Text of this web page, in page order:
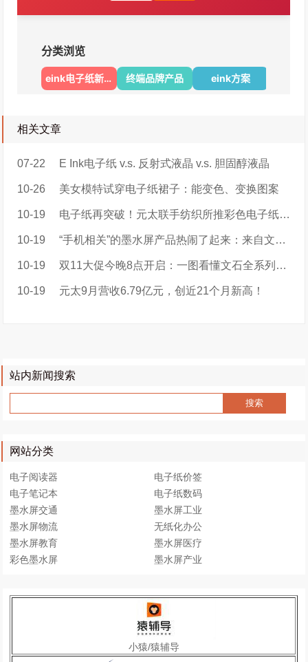
I
O
都
发
力
些
产
品
与
网
哪
里
？
都
有
什
点
？
如
何
相关文章
07-22 E Ink电子纸 v.s. 反射式液晶 v.s. 胆固醇液晶
10-26 美女模特试穿电子纸裙子：能变色、变换图案
10-19 电子纸再突破！元太联手纺织所推彩色电子纸智慧服装e-MooDress衣墨
10-19 “手机相关”的墨水屏产品热闹了起来：来自文石，墨案，墨小家的新品
10-19 双11大促今晚8点开启：一图看懂文石全系列优惠攻略！
10-19 元太9月营收6.79亿元，创近21个月新高！
站内新闻搜索
网站分类
电子阅读器
电子纸价签
电子笔记本
电子纸数码
墨水屏交通
墨水屏工业
墨水屏物流
无纸化办公
墨水屏教育
墨水屏医疗
彩色墨水屏
墨水屏产业
小猿/猿辅导